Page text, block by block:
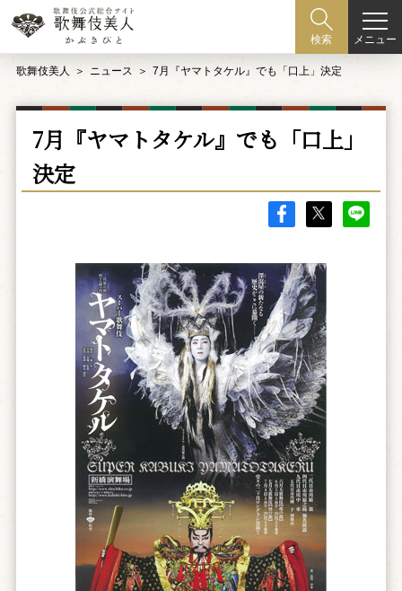
検索 メニュー
歌舞伎美人 ニュース 7月『ヤマトタケル』でも「口上」決定
7月『ヤマトタケル』でも「口上」
決定